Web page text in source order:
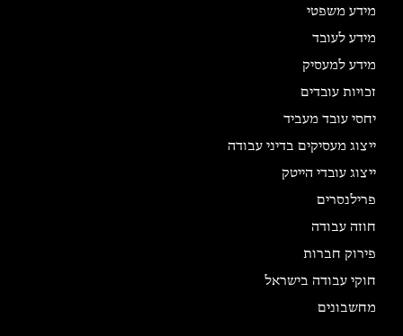
מידע משפטי
מידע לעובד
מידע למעסיק
זכויות עובדים
יחסי עובד מעביד
ייצוג מעסיקים בדיני עבודה
ייצוג עובדי הייטק
פרילנסרים
חוזה עבודה
פירוק חברות
חוקי עבודה בישראל
מחשבונים